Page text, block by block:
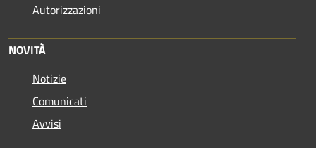
Autorizzazioni
NOVITÀ
Notizie
Comunicati
Avvisi